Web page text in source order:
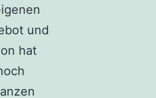
und
hat